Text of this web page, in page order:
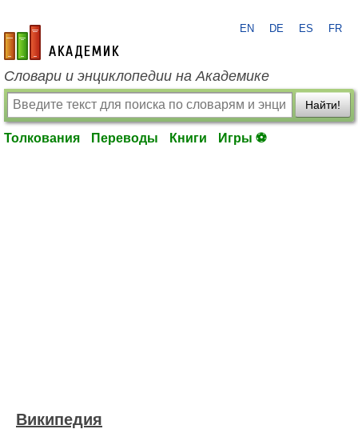
academic.ru
EN DE ES FR
Словари и энциклопедии на Академике
Найти!
Толкования Переводы Книги Игры ⚽
Википедия